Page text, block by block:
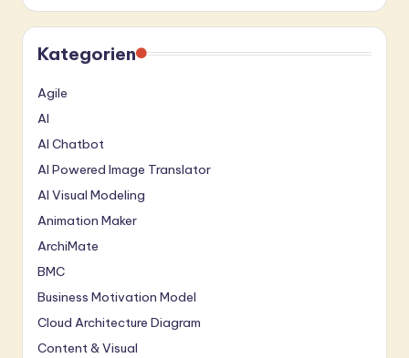
Kategorien
Agile
AI
AI Chatbot
AI Powered Image Translator
AI Visual Modeling
Animation Maker
ArchiMate
BMC
Business Motivation Model
Cloud Architecture Diagram
Content & Visual